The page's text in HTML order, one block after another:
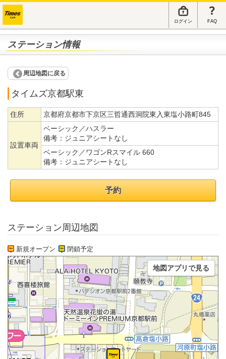
ログイン FAQ
ステーション情報
周辺地図に戻る
タイムズ京都駅東
住所 京都府京都市下京区三哲通西洞院東入東塩小路町845
設置車両
ベーシック／ハスラー
備考： ジュニアシートなし
ベーシック／ワゴンRスマイル 660
備考： ジュニアシートなし
予約
ステーション周辺地図
新規オープン 閉鎖予定
地図アプリで見る